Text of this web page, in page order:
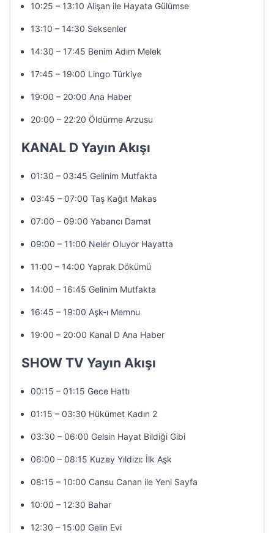
10:25 – 13:10 Alişan ile Hayata Gülümse
13:10 – 14:30 Seksenler
14:30 – 17:45 Benim Adım Melek
17:45 – 19:00 Lingo Türkiye
19:00 – 20:00 Ana Haber
20:00 – 22:20 Öldürme Arzusu
KANAL D Yayın Akışı
01:30 – 03:45 Gelinim Mutfakta
03:45 – 07:00 Taş Kağıt Makas
07:00 – 09:00 Yabancı Damat
09:00 – 11:00 Neler Oluyor Hayatta
11:00 – 14:00 Yaprak Dökümü
14:00 – 16:45 Gelinim Mutfakta
16:45 – 19:00 Aşk-ı Memnu
19:00 – 20:00 Kanal D Ana Haber
SHOW TV Yayın Akışı
00:15 – 01:15 Gece Hattı
01:15 – 03:30 Hükümet Kadın 2
03:30 – 06:00 Gelsin Hayat Bildiği Gibi
06:00 – 08:15 Kuzey Yıldızı: İlk Aşk
08:15 – 10:00 Cansu Canan ile Yeni Sayfa
10:00 – 12:30 Bahar
12:30 – 15:00 Gelin Evi